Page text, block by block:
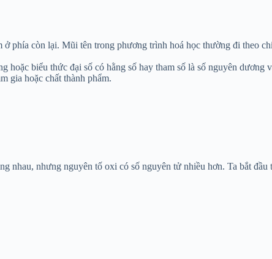
phía còn lại. Mũi tên trong phương trình hoá học thường đi theo
hoặc biểu thức đại số có hằng số hay tham số là số nguyên dương
gia hoặc chất thành phẩm.
nhau, nhưng nguyên tố oxi có số nguyên tử nhiều hơn. Ta bắt